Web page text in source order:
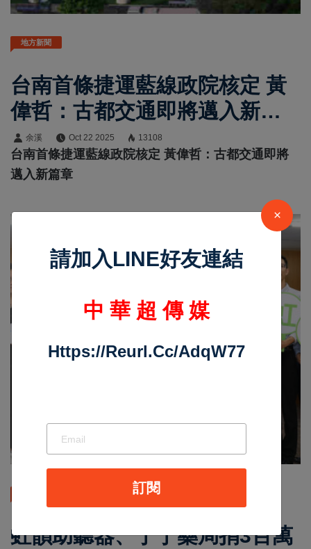
地方新聞
台南首條捷運藍線政院核定 黃
偉哲：古都交通即將邁入新篇
章余溪 Oct 22 2025 13108
台南首條捷運藍線政院核定 黃偉哲：古都交通即將
邁入新篇章
虹韻助聽器、丁丁藥局捐3百萬
×
請加入LINE好友連結
中 華 超 傳 媒
Https://reurl.cc/adqW77
訂閱